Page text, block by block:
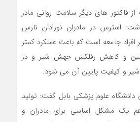
از فاکتور های دیگر سلامت روانی مادر
استرس در مادران نوزادان نارس
افراد جامعه است که باعث عملکرد کمتر
و کاهش رفلکس جهش شیر و در
و کیفیت پایین آن می شود.
دانشگاه علوم پزشکی بابل گفت: تولید
یک مشکل اساسی برای مادران و